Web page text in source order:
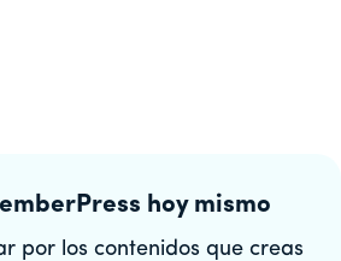
hoy mismo
por los contenidos que creas